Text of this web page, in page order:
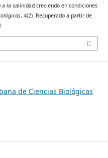
la salinidad creciendo en condiciones
, 4(2). Recuperado a partir de
de Ciencias Biológicas